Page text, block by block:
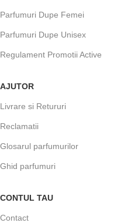
Parfumuri Dupe Femei
Parfumuri Dupe Unisex
Regulament Promotii Active
AJUTOR
Livrare si Retururi
Reclamatii
Glosarul parfumurilor
Ghid parfumuri
CONTUL TAU
Contact